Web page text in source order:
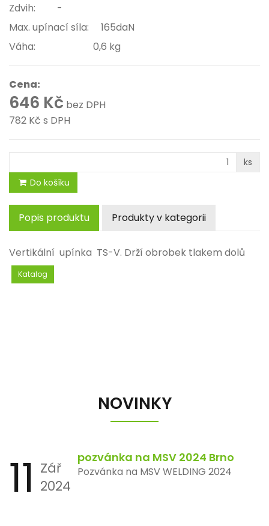
Zdvih: -
Max. upínací síla: 165daN
Váha: 0,6 kg
Cena:
646 Kč bez DPH
782 Kč s DPH
ks
Do košíku
Popis produktu Produkty v kategorii
Vertikální upínka TS-V. Drží obrobek tlakem dolů
Katalog
NOVINKY
11 Zář
2024
pozvánka na MSV 2024 Brno
Pozvánka na MSV WELDING 2024